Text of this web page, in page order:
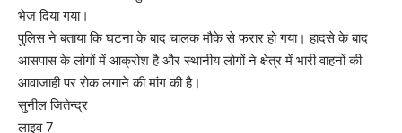
भेज दिया गया।
पुलिस ने बताया कि घटना के बाद चालक मौके से फरार हो गया। हादसे के बाद
आसपास के लोगों में आक्रोश है और स्थानीय लोगों ने क्षेत्र में भारी वाहनों की
आवाजाही पर रोक लगाने की मांग की है।
सुनील जितेन्द्र
लाइव 7